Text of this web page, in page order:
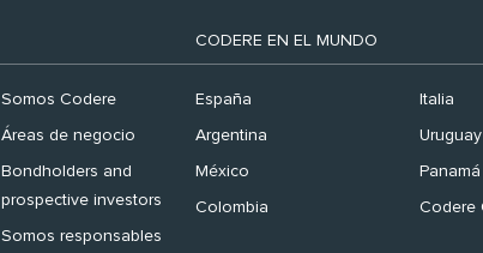
Somos Codere
Áreas de negocio
Bondholders and
prospective investors
Somos responsables
CODERE EN EL MUNDO
España Italia
Argentina Uruguay
México Panamá
Colombia Codere